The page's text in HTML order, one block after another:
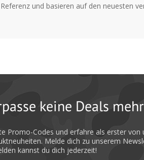
Referenz und basieren auf den neuesten
keine Deals
Promo-Codes und erfahre als erster von
Melde dich zu unserem
kannst du dich jederzeit!